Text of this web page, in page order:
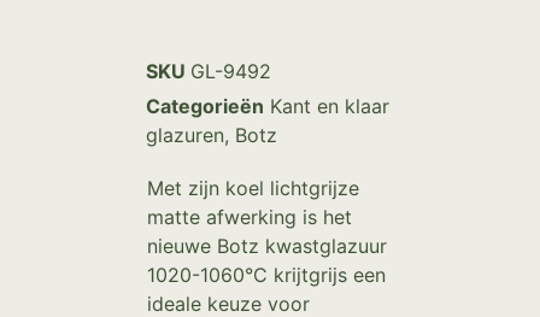
SKU GL-9492
Categorieën Kant en klaar
glazuren, Botz
Met zijn koel lichtgrijze
matte afwerking is het
nieuwe Botz kwastglazuur
1020-1060°C krijtgrijs een
ideale keuze voor